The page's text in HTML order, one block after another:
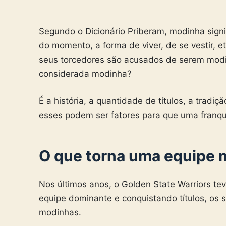
Segundo o Dicionário Priberam, modinha
do momento, a forma de viver, de se vestir,
seus torcedores são acusados de serem
considerada modinha?
É a história, a quantidade de títulos, a
esses podem ser fatores para que uma
O que torna uma equipe
Nos últimos anos, o Golden State Warriors
equipe dominante e conquistando títulos, os
modinhas.